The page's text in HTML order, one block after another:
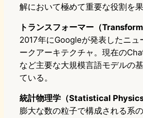
解において極めて重要な役割を果
トランスフォーマー（
2017年にGoogleが発表したニュ
ークアーキテクチャ。現在の
など主要な大規模言語モデルの
ている。
統計物理学（Statistical Physics
膨大な数の粒子で構成される系